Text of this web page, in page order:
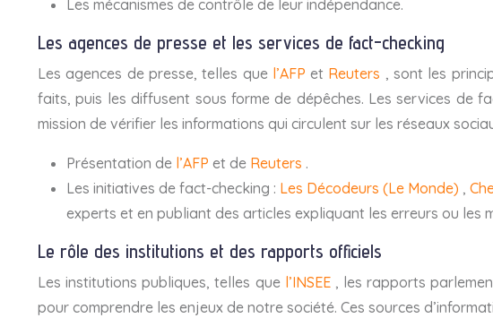
Les mécanismes de contrôle de leur indépendance.
Les agences de presse et les services de fact-checking
Les agences de presse, telles que l’AFPet Reuters , sont les
faits, puis les diffusent sous forme de dépêches. Les services de
mission de vérifier les informations qui circulent sur les réseaux
Présentation de l’AFP et de Reuters .
Les initiatives de fact-checking : Les Décodeurs (Le Monde) ,
experts et en publiant des articles expliquant les erreurs ou les
Le rôle des institutions et des rapports officiels
Les institutions publiques, telles que l’INSEE , les rapports
pour comprendre les enjeux de notre société. Ces sources